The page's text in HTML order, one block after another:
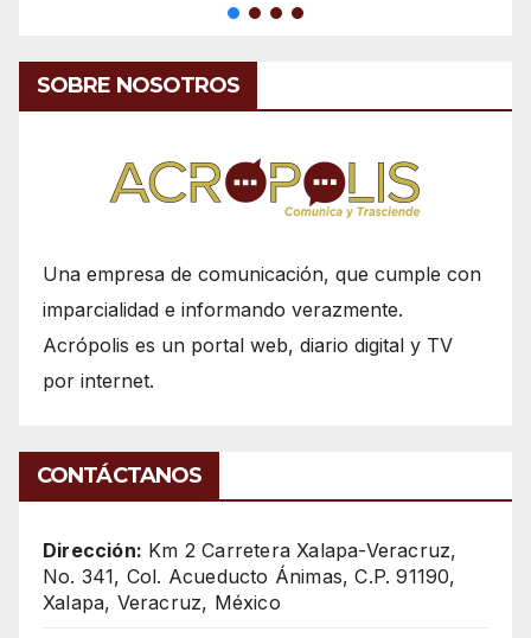
SOBRE NOSOTROS
Una empresa de comunicación, que cumple con
imparcialidad e informando verazmente.
Acrópolis es un portal web, diario digital y TV
por internet.
CONTÁCTANOS
Dirección: Km 2 Carretera Xalapa-Veracruz,
No. 341, Col. Acueducto Ánimas, C.P. 91190,
Xalapa, Veracruz, México